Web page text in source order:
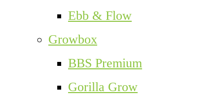
Ebb & Flow
Growbox
BBS Premium
Gorilla Grow